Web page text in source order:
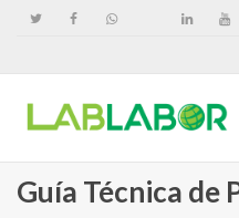
Guía Técnica de